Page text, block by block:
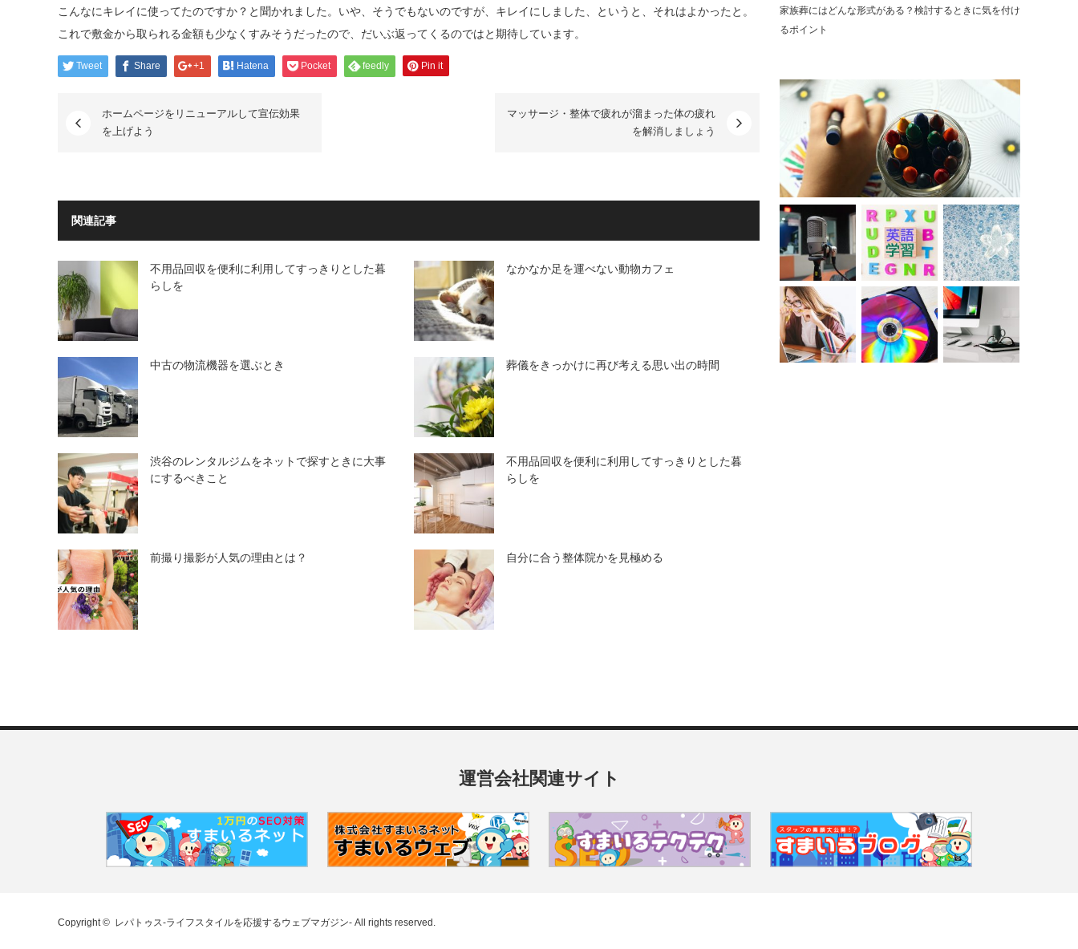
こんなにキレイに使ってたのですか？と聞かれました。いや、そうでもないのですが、キレイにしました、というと、それはよかったと。
これで敷金から取られる金額も少なくすみそうだったので、だいぶ返ってくるのではと期待しています。
Tweet Share +1 Hatena Pocket feedly Pin it
ホームページをリニューアルして宣伝効果
を上げよう
マッサージ・整体で疲れが溜まった体の疲れ
を解消しましょう
関連記事
不用品回収を便利に利用してすっきりとした暮
らしを
なかなか足を運べない動物カフェ
中古の物流機器を選ぶとき 葬儀をきっかけに再び考える思い出の時間
渋谷のレンタルジムをネットで探すときに大事
にするべきこと
不用品回収を便利に利用してすっきりとした暮
らしを
前撮り撮影が人気の理由とは？ 自分に合う整体院かを見極める
家族葬にはどんな形式がある？検討するときに気を付け
るポイント
運営会社関連サイト
Copyright © レパトゥス-ライフスタイルを応援するウェブマガジン- All rights reserved.